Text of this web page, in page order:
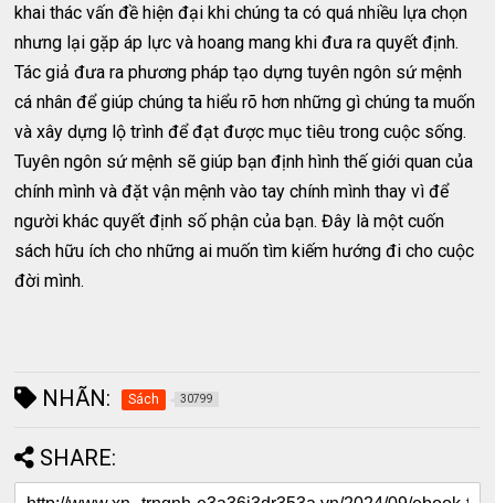
khai thác vấn đề hiện đại khi chúng ta có quá nhiều lựa chọn
nhưng lại gặp áp lực và hoang mang khi đưa ra quyết định.
Tác giả đưa ra phương pháp tạo dựng tuyên ngôn sứ mệnh
cá nhân để giúp chúng ta hiểu rõ hơn những gì chúng ta muốn
và xây dựng lộ trình để đạt được mục tiêu trong cuộc sống.
Tuyên ngôn sứ mệnh sẽ giúp bạn định hình thế giới quan của
chính mình và đặt vận mệnh vào tay chính mình thay vì để
người khác quyết định số phận của bạn. Đây là một cuốn
sách hữu ích cho những ai muốn tìm kiếm hướng đi cho cuộc
đời mình.
NHÃN: Sách 30799
SHARE: